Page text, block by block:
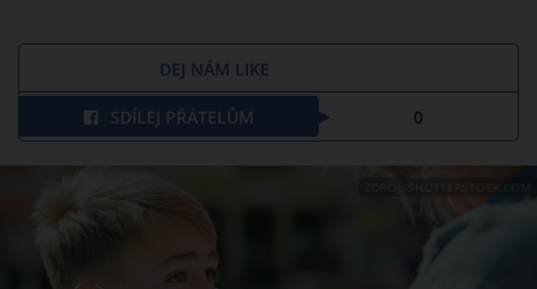
DEJ NÁM LIKE
SDÍLEJ PŘÁTELŮM 0